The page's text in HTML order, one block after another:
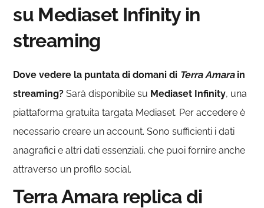
su Mediaset Infinity in
streaming
Dove vedere la puntata di domani di Terra Amarain
streaming? Sarà disponibile su Mediaset Infinity, una
piattaforma gratuita targata Mediaset. Per accedere è
necessario creare un account. Sono sufficienti i dati
anagrafici e altri dati essenziali, che puoi fornire anche
attraverso un profilo social.
Terra Amara replica di